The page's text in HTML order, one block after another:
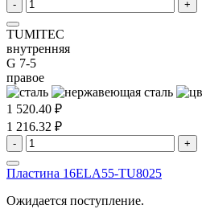
- +
TUMITEC
внутренняя
G 7-5
правое
1 520.40 ₽
1 216.32 ₽
- +
Пластина 16ELA55-TU8025
Ожидается поступление.